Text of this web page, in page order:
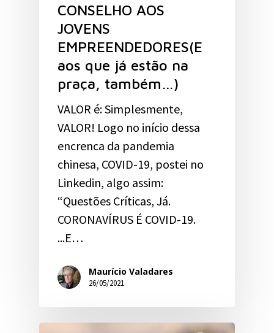
CONSELHO AOS
JOVENS
EMPREENDEDORES(E
aos que já estão na
praça, também…)
VALOR é: Simplesmente,
VALOR! Logo no início dessa
encrenca da pandemia
chinesa, COVID-19, postei no
Linkedin, algo assim:
“Questões Críticas, Já.
CORONAVÍRUS É COVID-19.
...E…
Maurício Valadares
26/05/2021